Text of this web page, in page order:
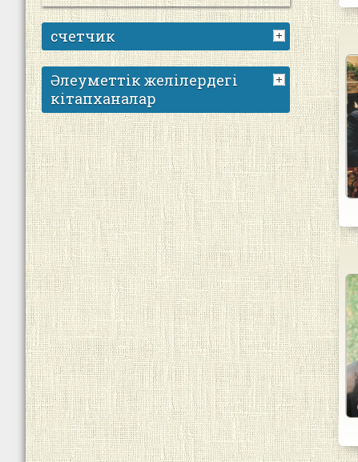
счетчик
Әлеуметтік желілердегі
кітапханалар